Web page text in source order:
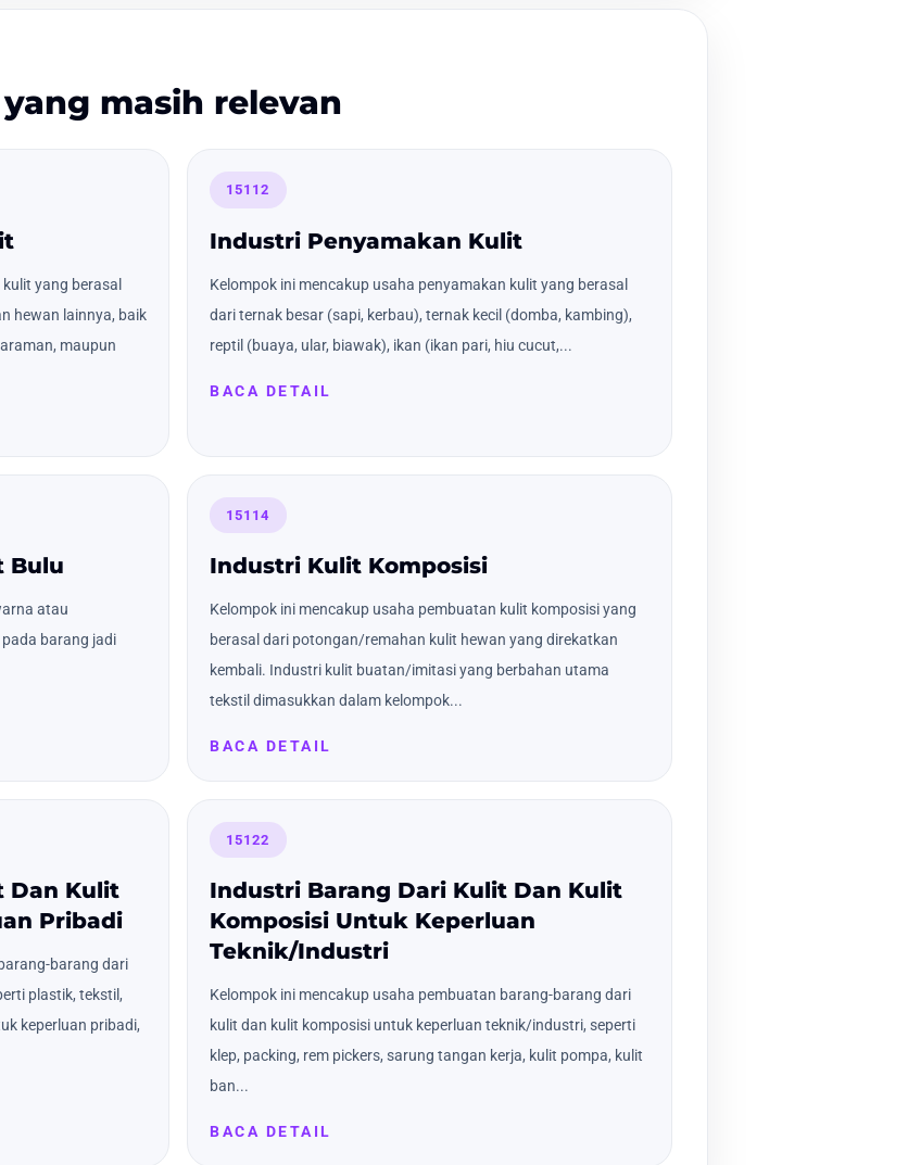
masih relevan
yang berasal
hewan lainnya, baik
maupun
15112
Industri Penyamakan Kulit
Kelompok ini mencakup usaha penyamakan kulit yang berasal
dari ternak besar (sapi, kerbau), ternak kecil (domba, kambing),
reptil (buaya, ular, biawak), ikan (ikan pari, hiu cucut,...
BACA DETAIL
Bulu
atau
barang jadi
15114
Industri Kulit Komposisi
Kelompok ini mencakup usaha pembuatan kulit komposisi yang
berasal dari potongan/remahan kulit hewan yang direkatkan
kembali. Industri kulit buatan/imitasi yang berbahan utama
tekstil dimasukkan dalam kelompok...
BACA DETAIL
Dan Kulit
Pribadi
barang dari
plastik, tekstil,
keperluan pribadi,
15122
Industri Barang Dari Kulit Dan Kulit
Komposisi Untuk Keperluan
Teknik/Industri
Kelompok ini mencakup usaha pembuatan barang-barang dari
kulit dan kulit komposisi untuk keperluan teknik/industri, seperti
klep, packing, rem pickers, sarung tangan kerja, kulit pompa, kulit
ban...
BACA DETAIL